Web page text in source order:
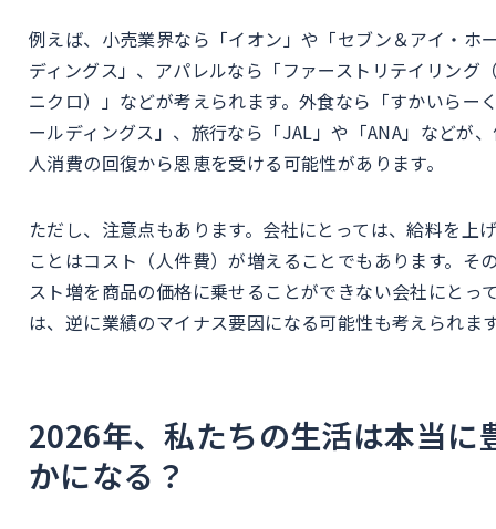
例えば、小売業界なら「イオン」や「セブン＆アイ・ホ
ディングス」、アパレルなら「ファーストリテイリング
ニクロ）」などが考えられます。外食なら「すかいらー
ールディングス」、旅行なら「JAL」や「ANA」などが
人消費の回復から恩恵を受ける可能性があります。
ただし、注意点もあります。会社にとっては、給料を上
ことはコスト（人件費）が増えることでもあります。そ
スト増を商品の価格に乗せることができない会社にとっ
は、逆に業績のマイナス要因になる可能性も考えられま
2026年、私たちの生活は本当に
かになる？